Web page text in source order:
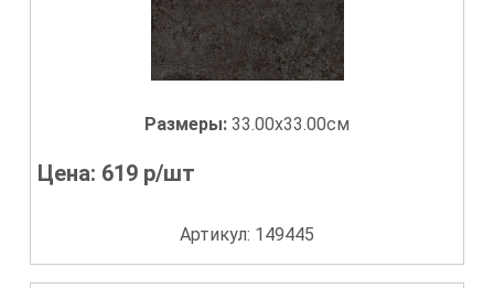
Размеры: 33.00x33.00см
Цена: 619 р/шт
Артикул: 149445